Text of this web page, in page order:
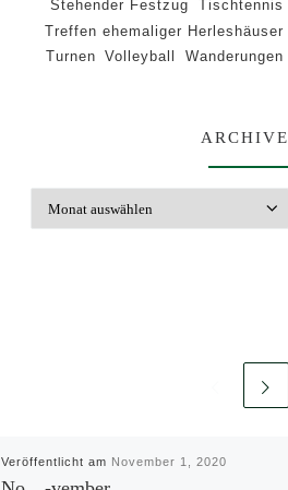
Veröffentlicht am November 1, 2020
Stehender Festzug
Tischtennis
Treffen ehemaliger Herleshäuser
Turnen
Volleyball Wanderungen
ARCHIVE